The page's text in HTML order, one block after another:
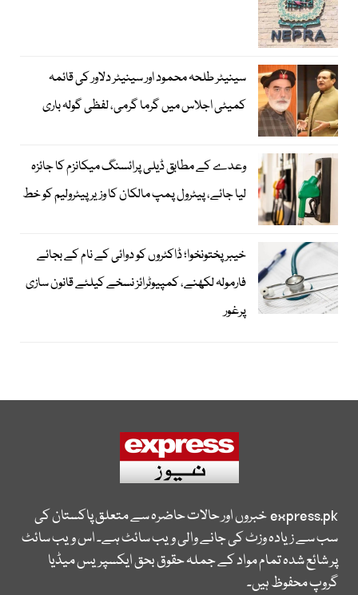
سینیٹر طلحہ محمود اور سینیٹر دلاور کی قائمہ
کمیٹی اجلاس میں گرما گرمی، لفظی گولہ باری
وعدے کے مطابق ڈیلی پرائسنگ میکانزم کا جائزہ
لیا جائے، پیٹرول پمپ مالکان کا وزیرپیٹرولیم کو خط
خیبرپختونخوا؛ ڈاکٹروں کو دوائی کے نام کے بجائے
فارمولہ لکھنے، کمپیوٹرائز نسخے کیلئے قانون سازی
پرغور
express.pkخبروں اور حالات حاضرہ سے متعلق پاکستان کی
سب سے زیادہ وزٹ کی جانے والی ویب سائٹ ہے۔ اس ویب سائٹ
پر شائع شدہ تمام مواد کے جملہ حقوق بحق ایکسپریس میڈیا
گروپ محفوظ ہیں۔